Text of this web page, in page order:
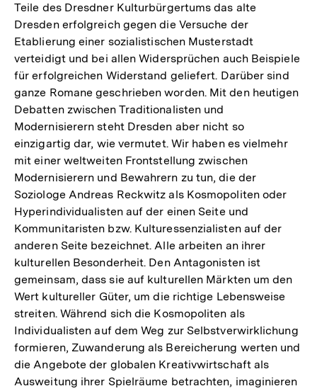
Teile des Dresdner Kulturbürgertums das alte
Dresden erfolgreich gegen die Versuche der
Etablierung einer sozialistischen Musterstadt
verteidigt und bei allen Widersprüchen auch Beispiele
für erfolgreichen Widerstand geliefert. Darüber sind
ganze Romane geschrieben worden. Mit den heutigen
Debatten zwischen Traditionalisten und
Modernisierern steht Dresden aber nicht so
einzigartig dar, wie vermutet. Wir haben es vielmehr
mit einer weltweiten Frontstellung zwischen
Modernisierern und Bewahrern zu tun, die der
Soziologe Andreas Reckwitz als Kosmopoliten oder
Hyperindividualisten auf der einen Seite und
Kommunitaristen bzw. Kulturessenzialisten auf der
anderen Seite bezeichnet. Alle arbeiten an ihrer
kulturellen Besonderheit. Den Antagonisten ist
gemeinsam, dass sie auf kulturellen Märkten um den
Wert kultureller Güter, um die richtige Lebensweise
streiten. Während sich die Kosmopoliten als
Individualisten auf dem Weg zur Selbstverwirklichung
formieren, Zuwanderung als Bereicherung werten und
die Angebote der globalen Kreativwirtschaft als
Ausweitung ihrer Spielräume betrachten, imaginieren